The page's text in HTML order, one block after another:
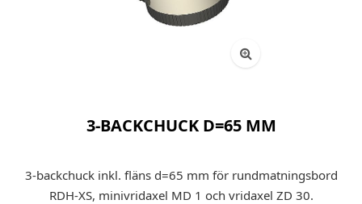
3-BACKCHUCK D=65 MM
3-backchuck inkl. fläns d=65 mm för rundmatningsbord
RDH-XS, minivridaxel MD 1 och vridaxel ZD 30.